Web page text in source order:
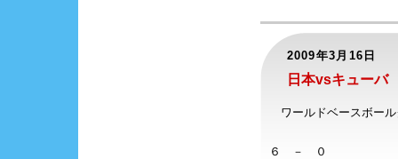
2009年3月16日
日本vsキューバ
ワールドベースボール
６ － ０